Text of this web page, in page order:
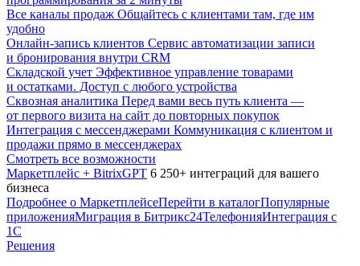
Все каналы продаж Общайтесь с клиентами там, где им
удобно
Онлайн-запись клиентов Сервис автоматизации записи
и бронирования внутри CRM
Складской учет Эффективное управление товарами
и остатками. Доступ с любого устройства
Сквозная аналитика Перед вами весь путь клиента —
от первого визита на сайт до повторных покупок
Интеграция с мессенджерами Коммуникация с клиентом и
продажи прямо в мессенджерах
Смотреть все возможности
Маркетплейс + BitrixGPT 6 250+ интеграций для вашего
бизнеса
Подробнее о МаркетплейсеПерейти в каталогПопулярные
приложенияМиграция в Битрикс24ТелефонияИнтеграция с
1С
Решения